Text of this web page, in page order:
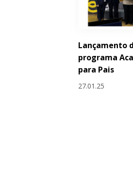
Lançamento
programa
para Pais
27.01.25